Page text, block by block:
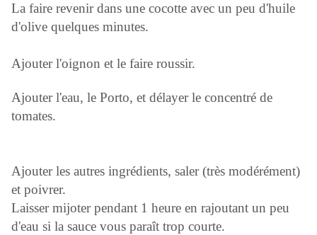
La faire revenir dans une cocotte avec un peu d'huile
d'olive quelques minutes.
Ajouter l'oignon et le faire roussir.
Ajouter l'eau, le Porto, et délayer le concentré de
tomates.
Ajouter les autres ingrédients, saler (très modérément)
et poivrer.
Laisser mijoter pendant 1 heure en rajoutant un peu
d'eau si la sauce vous paraît trop courte.